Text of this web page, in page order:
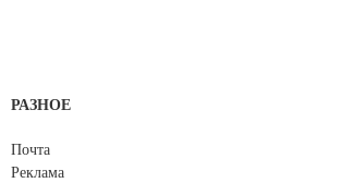
РАЗНОЕ
Почта
Реклама